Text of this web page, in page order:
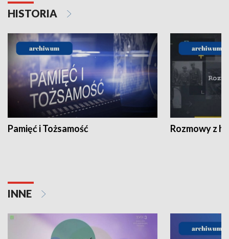
HISTORIA
Pamięć i Tożsamość Rozmowy z
INNE